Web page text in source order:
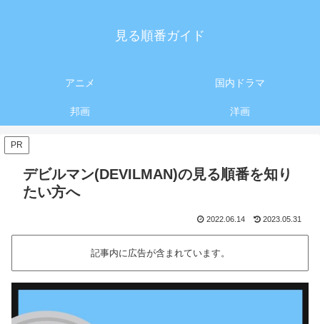
見る順番ガイド
アニメ 国内ドラマ
邦画 洋画
PR
デビルマン(DEVILMAN)の見る順番を知り
たい方へ
2022.06.14 2023.05.31
記事内に広告が含まれています。